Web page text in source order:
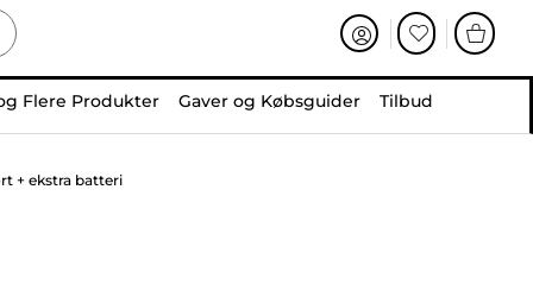
Flere Produkter Gaver og Købsguider Tilbud
+ ekstra batteri